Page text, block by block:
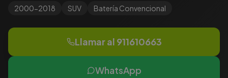
2000-2018 SUV Batería Convencional
Llamar al 911610663
WhatsApp